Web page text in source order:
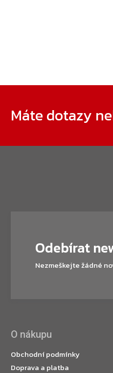
Máte dotazy
Odebírat
Nezmeškejte žádné
O nákupu
Obchodní podmínky
Doprava a platba